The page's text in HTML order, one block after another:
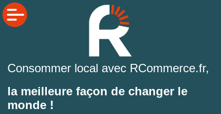
Consommer local avec RCommerce.fr,
la meilleure façon de changer le
monde !